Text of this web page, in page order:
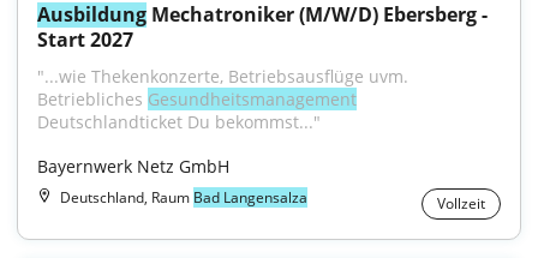
Ausbildung Mechatroniker (M/W/D) Ebersberg -
Start 2027
"...wie Thekenkonzerte, Betriebsausflüge uvm.
Betriebliches Gesundheitsmanagement
Deutschlandticket Du bekommst..."
Bayernwerk Netz GmbH
Deutschland, Raum Bad Langensalza Vollzeit